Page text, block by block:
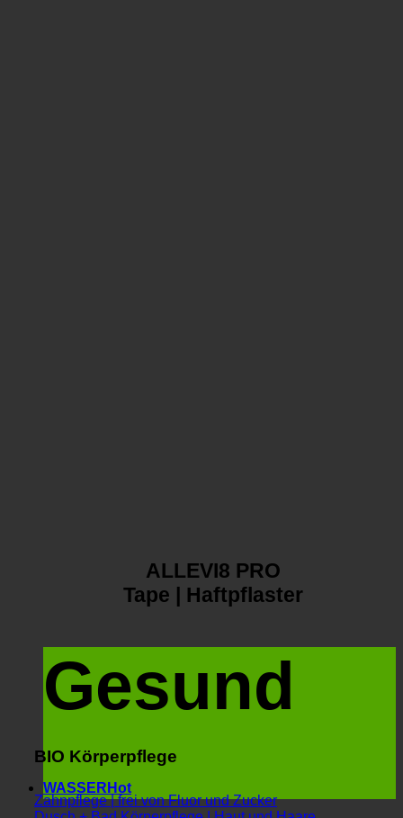
ALLEVI8 PRO
Tape | Haftpflaster
Gesund
BIO Körperpflege
Zahnpflege | frei von Fluor und Zucker
WASSER